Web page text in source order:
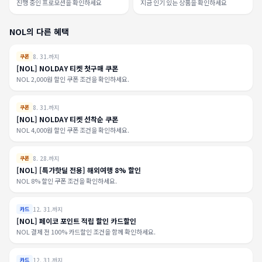
진행 중인 프로모션을 확인하세요 지금 인기 있는 상품을 확인하세요
NOL의 다른 혜택
쿠폰 8. 31.까지
[NOL] NOLDAY 티켓 첫구매 쿠폰
NOL 2,000원 할인 쿠폰 조건을 확인하세요.
쿠폰 8. 31.까지
[NOL] NOLDAY 티켓 선착순 쿠폰
NOL 4,000원 할인 쿠폰 조건을 확인하세요.
쿠폰 8. 28.까지
[NOL] [특가핫딜 전용] 해외여행 8% 할인
NOL 8% 할인 쿠폰 조건을 확인하세요.
카드 12. 31.까지
[NOL] 페이코 포인트 적립 할인 카드할인
NOL 결제 전 100% 카드할인 조건을 함께 확인하세요.
카드 12. 31.까지